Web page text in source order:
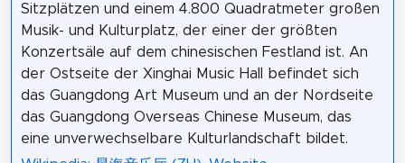
Sitzplätzen und einem 4.800 Quadratmeter großen
Musik- und Kulturplatz, der einer der größten
Konzertsäle auf dem chinesischen Festland ist. An
der Ostseite der Xinghai Music Hall befindet sich
das Guangdong Art Museum und an der Nordseite
das Guangdong Overseas Chinese Museum, das
eine unverwechselbare Kulturlandschaft bildet.